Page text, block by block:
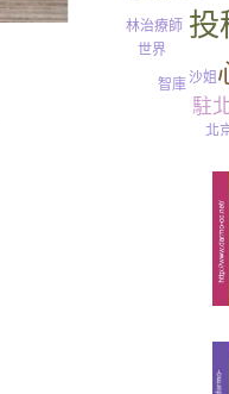
投
駐
林治療師
沙姐
世界
智庫
北